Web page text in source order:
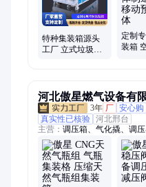
特种集装箱源头
工厂 立式垃圾压
定制
装箱
河北傲星燃气设备有
3年 厂 安心购
真实性已核验 河北邢台
主营： 调压箱、气化撬、调
减压撬、燃气减压阀、空温